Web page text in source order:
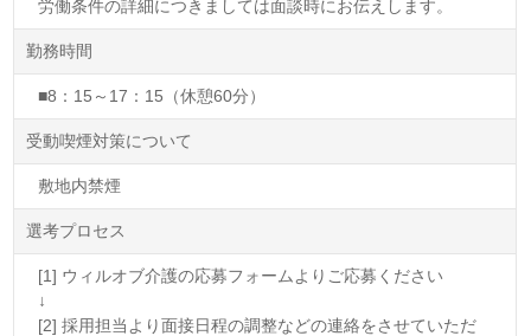
労働条件の詳細につきましては面談時にお伝えします。
勤務時間
■8：15～17：15（休憩60分）
受動喫煙対策について
敷地内禁煙
選考プロセス
[1] ウィルオブ介護の応募フォームよりご応募ください
↓
[2] 採用担当より面接日程の調整などの連絡をさせていただ